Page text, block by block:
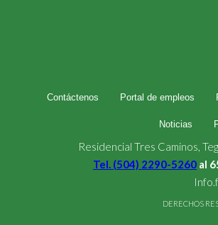
Contáctenos Portal de empleos
Noticias
Residencial Tres Caminos,
Tel. (504) 2290-5260 al
DERECHOS